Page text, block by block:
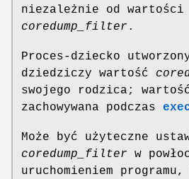
niezależnie od wartości
coredump_filter .
Proces-dziecko
dziedziczy wartość
swojego rodzica;
zachowywana podczas
Może być użyteczne
coredump_filter w
uruchomieniem